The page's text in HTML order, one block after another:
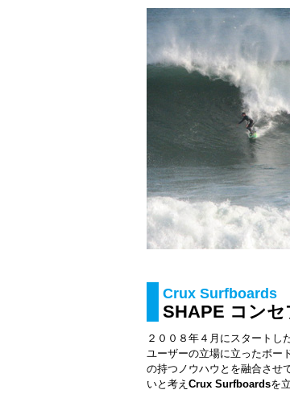
Crux Surfboards
SHAPE コンセ
２００８年４月にスタートし
ユーザーの立場に立ったボー
の持つノウハウとを融合させ
いと考え Crux Surfboardsを